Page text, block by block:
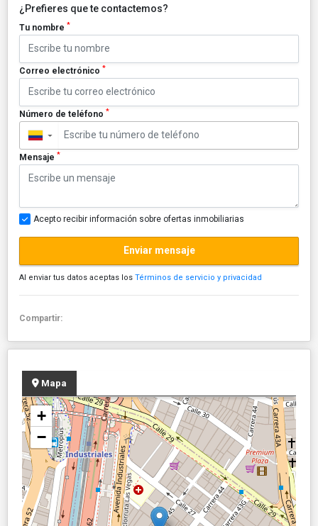
¿Prefieres que te contactemos?
Tu nombre *
Correo electrónico *
Número de teléfono *
▼
Mensaje *
Acepto recibir información sobre ofertas inmobiliarias
Enviar mensaje
Al enviar tus datos aceptas los Términos de servicio y privacidad
Compartir:
Mapa
+
−